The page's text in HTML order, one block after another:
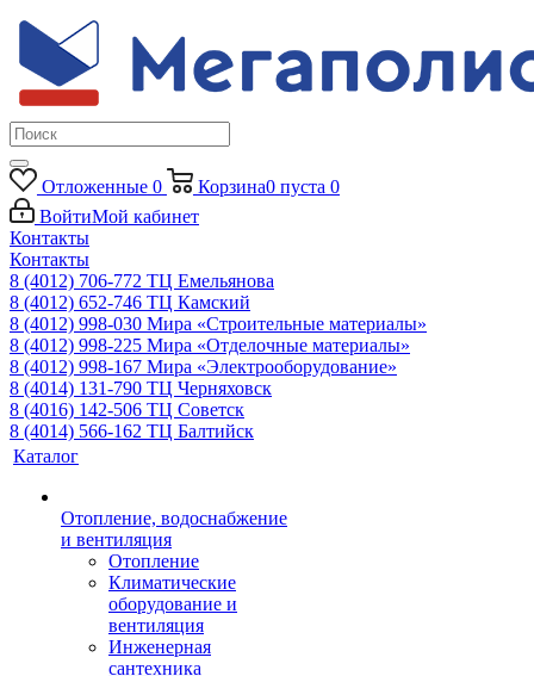
Отложенные 0 Корзина0 пуста 0
ВойтиМой кабинет
Контакты
Контакты
8 (4012) 706-772 ТЦ Емельянова
8 (4012) 652-746 ТЦ Камский
8 (4012) 998-030 Мира «Строительные материалы»
8 (4012) 998-225 Мира «Отделочные материалы»
8 (4012) 998-167 Мира «Электрооборудование»
8 (4014) 131-790 ТЦ Черняховск
8 (4016) 142-506 ТЦ Советск
8 (4014) 566-162 ТЦ Балтийск
Каталог
Отопление, водоснабжение
и вентиляция
Отопление
Климатические
оборудование и
вентиляция
Инженерная
сантехника